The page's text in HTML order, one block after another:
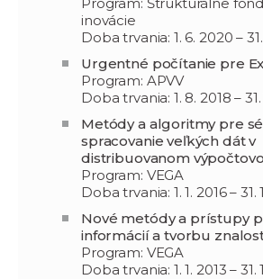
inovácie
Doba trvania: 1. 6. 2020 –
Urgentné počítanie pre
Program: APVV
Doba trvania: 1. 8. 2018 –
Metódy a algoritmy pre
spracovanie veľkých dát v
distribuovanom
Program: VEGA
Doba trvania: 1. 1. 2016 – 31.
Nové metódy a prístupy
informácií a tvorbu
Program: VEGA
Doba trvania: 1. 1. 2013 – 31.